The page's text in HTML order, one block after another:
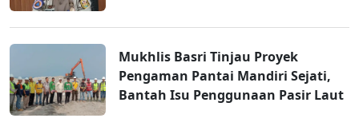
Mukhlis Basri Tinjau Proyek
Pengaman Pantai Mandiri Sejati,
Bantah Isu Penggunaan Pasir Laut